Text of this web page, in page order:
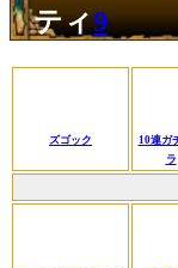
ティ9
ズゴック
10連ガ
ラ